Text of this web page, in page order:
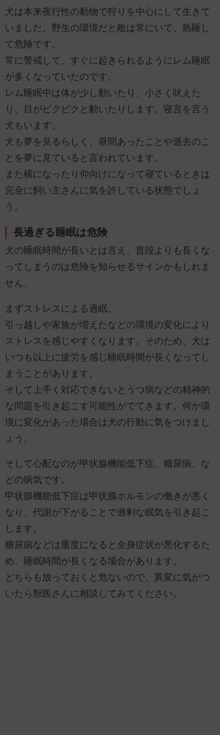
犬は本来夜行性の動物で狩りを中心にして生きて
いました。野生の環境だと敵は常にいて、熟睡し
て危険です。
常に警戒して、すぐに起きられるようにレム睡眠
が多くなっていたのです。
レム睡眠中は体が少し動いたり、小さく吠えた
り、目がピクピクと動いたりします。寝言を言う
犬もいます。
犬も夢を見るらしく、昼間あったことや過去のこ
とを夢に見ていると言われています。
また横になったり仰向けになって寝ているときは
完全に飼い主さんに気を許している状態でしょ
う。
長過ぎる睡眠は危険
犬の睡眠時間が長いとは言え、普段よりも長くな
ってしまうのは危険を知らせるサインかもしれま
せん、
まずストレスによる過眠。
引っ越しや家族が増えたなどの環境の変化により
ストレスを感じやすくなります。そのため、犬は
いつも以上に疲労を感じ睡眠時間が長くなってし
まうことがあります。
そして上手く対応できないとうつ病などの精神的
な問題を引き起こす可能性がでてきます。何か環
境に変化があった場合は犬の行動に気をつけまし
ょう。
そして心配なのが甲状腺機能低下症、糖尿病、な
どの病気です。
甲状腺機能低下症は甲状腺ホルモンの働きが悪く
なり、代謝が下がることで過剰な眠気を引き起こ
します。
糖尿病などは重度になると全身症状が悪化するた
め、睡眠時間が長くなる場合があります。
どちらも放っておくと危ないので、異変に気がつ
いたら獣医さんに相談してみてください。